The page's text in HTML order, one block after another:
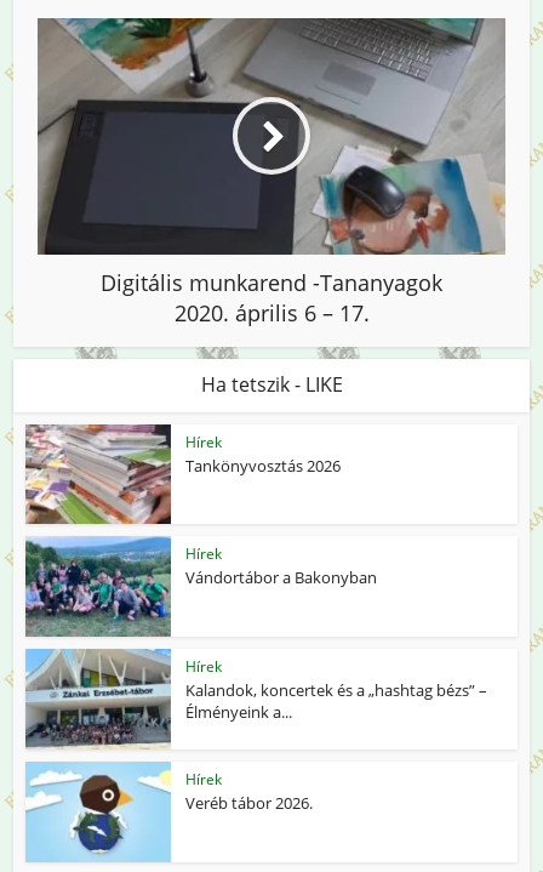
Digitális munkarend -Tananyagok
2020. április 6 – 17.
Ha tetszik - LIKE
Hírek
Tankönyvosztás 2026
Hírek
Vándortábor a Bakonyban
Hírek
Kalandok, koncertek és a „hashtag bézs” –
Élményeink a...
Hírek
Veréb tábor 2026.